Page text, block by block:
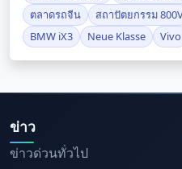
ตลาดรถจีน
สถาปัตยกรรม
BMW iX3
Neue Klasse Vivo
ข่าว
ข่าวด่วนทั่วไป